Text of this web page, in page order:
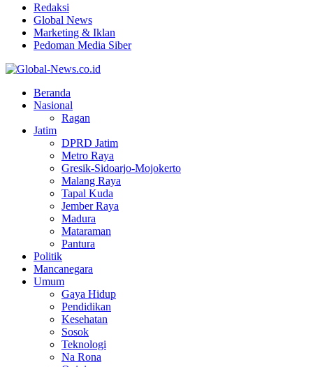
Redaksi
Global News
Marketing & Iklan
Pedoman Media Siber
Beranda
Nasional
Ragan
Jatim
DPRD Jatim
Metro Raya
Gresik-Sidoarjo-Mojokerto
Malang Raya
Tapal Kuda
Jember Raya
Madura
Mataraman
Pantura
Politik
Mancanegara
Umum
Gaya Hidup
Pendidikan
Kesehatan
Sosok
Teknologi
Na Rona